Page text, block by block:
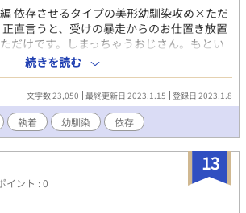
編 依存させるタイプの美形幼馴染攻め×ただ
直言うと、受けの暴走からのお仕置き放置
だけです。しまっちゃうおじさん。もとい
ん。 ⚠︎以下注意⚠︎ ・攻めに倫理観がない ・大
レイ ・モブ女が出てくる(当て馬気味) ・軽
続きを読む
文字数 23,050 最終更新日 2023.1.15 登録日 2023.1.8
執着 幼馴染 依存
13
イント : 0